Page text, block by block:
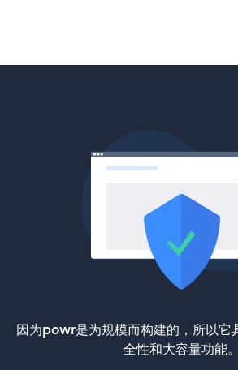
因为powr是为规模而构建的，所以它
全性和大容量功能。